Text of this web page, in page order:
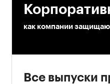
как компании
Все выпуски